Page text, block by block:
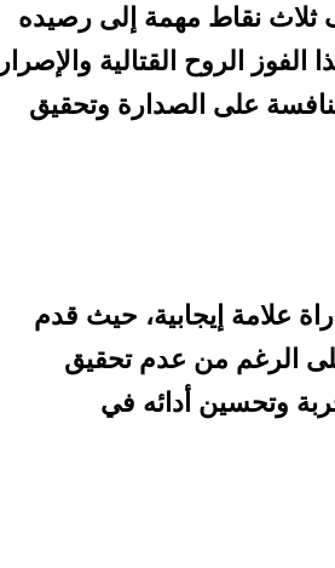
ثلاث نقاط مهمة إلى رصيده
الروح القتالية والإصرار
على الصدارة وتحقيق
علامة إيجابية، حيث قدم
الرغم من عدم تحقيق
وتحسين أدائه في